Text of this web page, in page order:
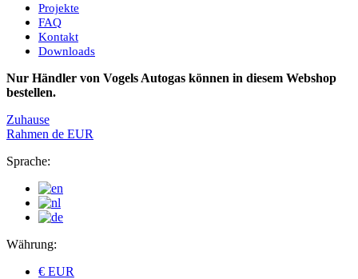
Projekte
FAQ
Kontakt
Downloads
Nur Händler von Vogels Autogas können in diesem Webshop
bestellen.
Zuhause
Rahmen de EUR
Sprache:
Währung:
€ EUR